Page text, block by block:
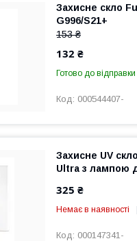
Захисне скло
G996/S21+
153 ₴
132 ₴
Готово до відправки
000544407-
Захисне UV
Ultra з лампою
325 ₴
Немає в наявності
000147341-